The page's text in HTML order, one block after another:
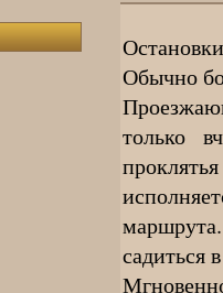
Обычно
только
садиться